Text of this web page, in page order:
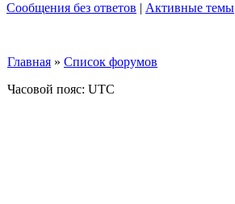
Сообщения без ответов | Активные темы
Главная » Список форумов
Часовой пояс: UTC